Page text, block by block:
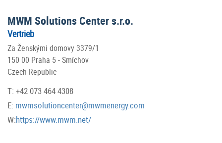
MWM Solutions Center s.r.o.
Vertrieb
Za Ženskými domovy 3379/1
150 00 Praha 5 - Smíchov
Czech Republic
T: +42 073 464 4308
E: mwmsolutioncenter@mwmenergy.com
W:https://www.mwm.net/